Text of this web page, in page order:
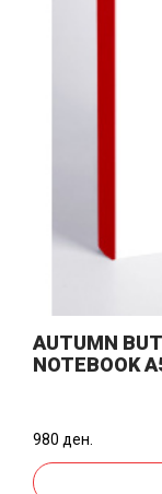
AUTUMN
NOTEBOOK
980 ден.